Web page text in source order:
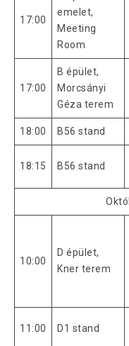
17:00
emelet,
Meeting
Room
17:00
B épület,
Morcsányi
Géza terem
18:00 B56 stand
18:15 B56 stand
10:00
D épület,
Kner terem
11:00 D1 stand